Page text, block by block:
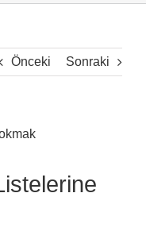
Önceki Sonraki